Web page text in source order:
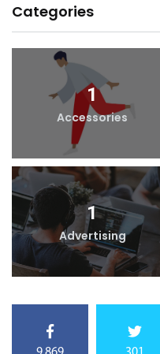
Categories
1
Accessories
1
Advertising